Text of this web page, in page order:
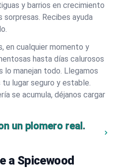
y barrios en crecimiento
Recibes ayuda
en cualquier momento y
hasta días calurosos
lo manejan todo. Llegamos
lugar seguro y estable.
se acumula, déjanos cargar
un plomero real.
a Spicewood